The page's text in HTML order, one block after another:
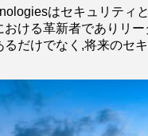
はセキュリティ
おける革新者でありリ
るだけでなく,将来のセ